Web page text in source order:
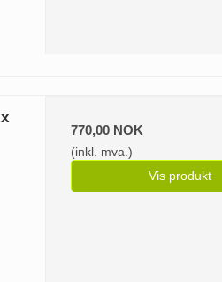
770,00 NOK
(inkl. mva.)
Vis produkt